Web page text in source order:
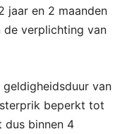
jaar en 2 maanden
de verplichting van
van
beperkt tot
dus binnen 4